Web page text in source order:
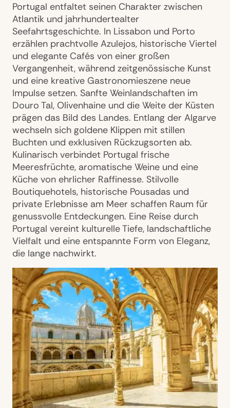
Portugal entfaltet seinen Charakter zwischen
Atlantik und jahrhundertealter
Seefahrtsgeschichte. In Lissabon und Porto
erzählen prachtvolle Azulejos, historische Viertel
und elegante Cafés von einer großen
Vergangenheit, während zeitgenössische Kunst
und eine kreative Gastronomieszene neue
Impulse setzen. Sanfte Weinlandschaften im
Douro Tal, Olivenhaine und die Weite der Küsten
prägen das Bild des Landes. Entlang der Algarve
wechseln sich goldene Klippen mit stillen
Buchten und exklusiven Rückzugsorten ab.
Kulinarisch verbindet Portugal frische
Meeresfrüchte, aromatische Weine und eine
Küche von ehrlicher Raffinesse. Stilvolle
Boutiquehotels, historische Pousadas und
private Erlebnisse am Meer schaffen Raum für
genussvolle Entdeckungen. Eine Reise durch
Portugal vereint kulturelle Tiefe, landschaftliche
Vielfalt und eine entspannte Form von Eleganz,
die lange nachwirkt.